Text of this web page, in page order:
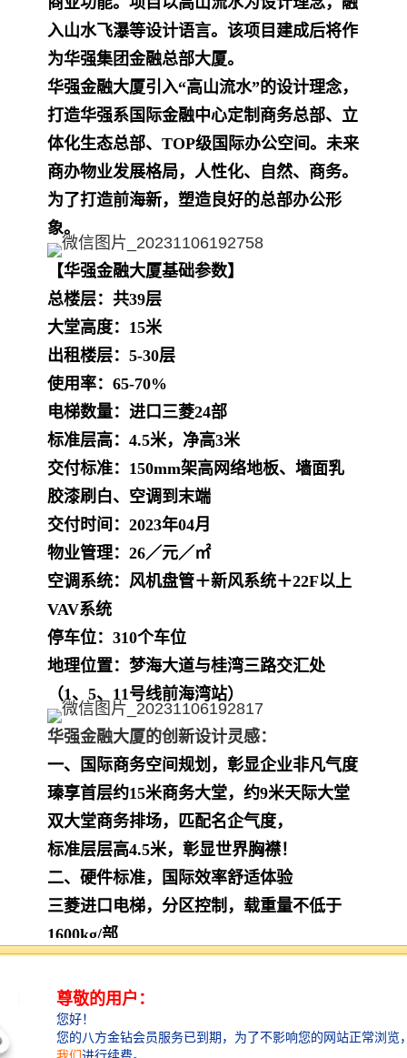
入山水飞瀑等设计语言。该项目建成后将作
为华强集团金融总部大厦。
华强金融大厦引入“高山流水”的设计理念，
打造华强系国际金融中心定制商务总部、立
体化生态总部、TOP级国际办公空间。未来
商办物业发展格局，人性化、自然、商务。
为了打造前海新，塑造良好的总部办公形
象。
【华强金融大厦基础参数】
总楼层：共39层
大堂高度：15米
出租楼层：5-30层
使用率：65-70%
电梯数量：进口三菱24部
标准层高：4.5米，净高3米
交付标准：150mm架高网络地板、墙面乳
胶漆刷白、空调到末端
交付时间：2023年04月
物业管理：26／元／㎡
空调系统：风机盘管＋新风系统＋22F以上
VAV系统
停车位：310个车位
地理位置：梦海大道与桂湾三路交汇处
（1、5、11号线前海湾站）
华强金融大厦的创新设计灵感：
一、国际商务空间规划，彰显企业非凡气度
瑧享首层约15米商务大堂，约9米天际大堂
双大堂商务排场，匹配名企气度，
标准层层高4.5米，彰显世界胸襟！
二、硬件标准，国际效率舒适体验
三菱进口电梯，分区控制，载重量不低于
1600kg/部
电梯楼层控制，智能便捷
麦克维尔24hVAV空调，节能、环保办公
双银Low-E超白夹胶中空玻璃，隔热隔音绿
色环保